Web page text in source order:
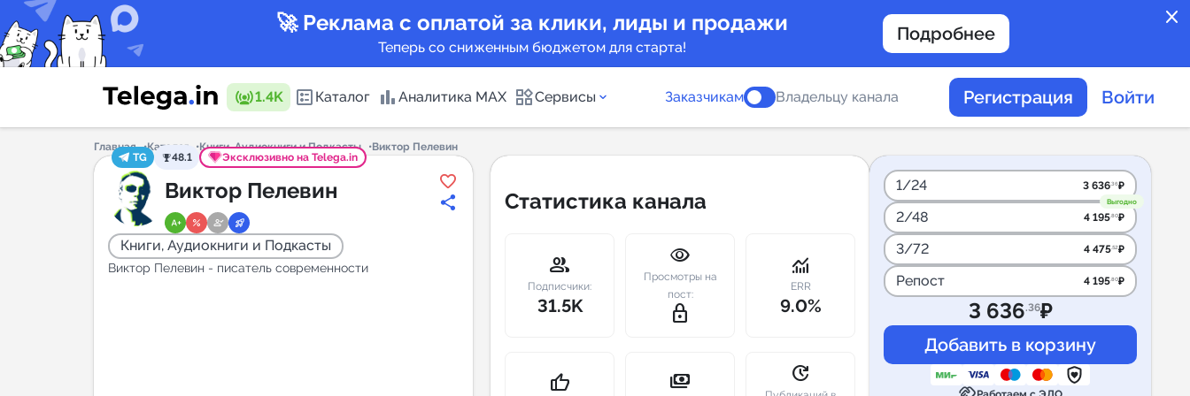
close
🚀 Реклама с оплатой за клики, лиды и продажи
Теперь со сниженным бюджетом для старта!
Подробнее
1.4K Каталог Аналитика MAX Сервисы
Каталог каналов
Горящие предложения
Индекс читаемости каналов в
Telegram
New
сопровождение
Заказчикам Владельцу канала Регистрация Войти
Главная Каталог Книги, Аудиокниги и Подкасты
Виктор Пелевин
TG
48.1 Эксклюзивно на Telega.in
Виктор Пелевин
Книги, Аудиокниги и Подкасты
Виктор Пелевин - писатель современности
Статистика канала
group
Подписчики:
31.5K
visibility
Просмотры на
пост:
lock_outline
monitoring
ERR
9.0%
thumb_up payments update
1/24 3 636.36₽
Выгодно
2/48 4 195.80₽
3/72 4 475.52₽
Репост 4 195.80₽
3 636.36₽